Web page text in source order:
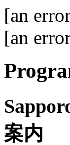
[an
[an
案内